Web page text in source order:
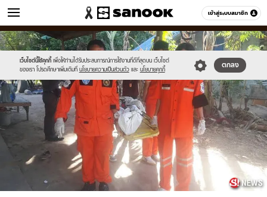
เข้าสู่ระบบสมาชิก
ข่าว หมวดอื่นๆ
เว็บไซต์นี้ใช้คุกกี้ เพื่อให้ท่านได้รับประสบการณ์การใช้งานที่ดีที่สุดบน เว็บไซต์
ของเรา โปรดศึกษาเพิ่มเติมที่ นโยบายความเป็นส่วนตัว และ นโยบายคุกกี้
ตกลง
Sanook
//s.isanook.com/sr/0/images/logo-
new-
sanook.png
600
60
//s.isanook.com/ns/0/ud/431/2156146/News12.jpg